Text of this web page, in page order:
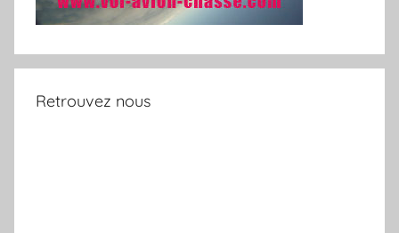
Retrouvez nous